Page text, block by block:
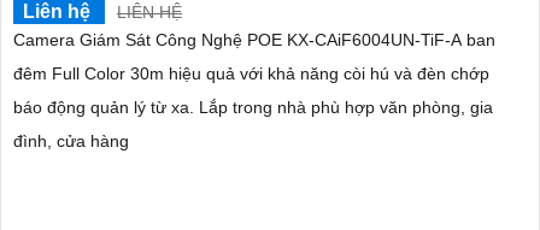
Liên hệ
LIÊN HỆ
Camera Giám Sát Công Nghệ POE KX-CAiF6004UN-TiF-A ban
đêm Full Color 30m hiệu quả với khả năng còi hú và đèn chớp
báo động quản lý từ xa. Lắp trong nhà phù hợp văn phòng, gia
đình, cửa hàng